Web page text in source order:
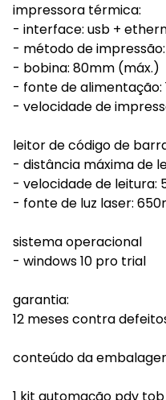
impressora térmica:
- interface: usb +
- método de
- bobina: 80mm (máx.)
- fonte de alimentação:
- velocidade de
leitor de código de
- distância máxima de
- velocidade de leitura:
- fonte de luz laser:
sistema operacional
- windows 10 pro trial
garantia:
12 meses contra
conteúdo da